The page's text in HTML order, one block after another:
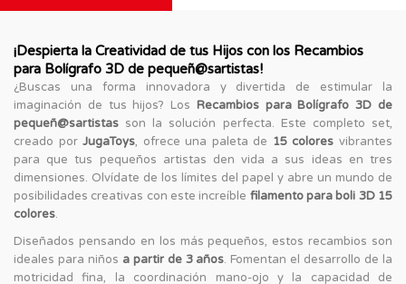
¡Despierta la Creatividad de tus Hijos con los Recambios
para Bolígrafo 3D de pequeñ@sartistas!
¿Buscas una forma innovadora y divertida de estimular la
imaginación de tus hijos? Los Recambios para Bolígrafo 3D de
pequeñ@sartistas son la solución perfecta. Este completo set,
creado porJugaToys, ofrece una paleta de 15 colores vibrantes
para que tus pequeños artistas den vida a sus ideas en tres
dimensiones. Olvídate de los límites del papel y abre un mundo de
posibilidades creativas con este increíble filamento para boli 3D 15
colores.
Diseñados pensando en los más pequeños, estos recambios son
ideales para niños a partir de 3 años. Fomentan el desarrollo de la
motricidad fina, la coordinación mano-ojo y la capacidad de